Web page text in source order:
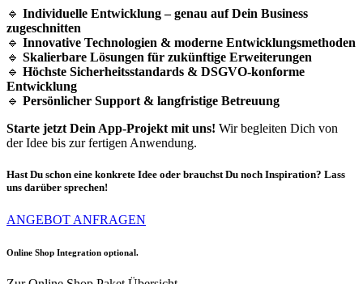
🔹 Individuelle Entwicklung – genau auf Dein Business
zugeschnitten
🔹 Innovative Technologien & moderne Entwicklungsmethoden
🔹 Skalierbare Lösungen für zukünftige Erweiterungen
🔹 Höchste Sicherheitsstandards & DSGVO-konforme
Entwicklung
🔹 Persönlicher Support & langfristige Betreuung
Starte jetzt Dein App-Projekt mit uns! Wir begleiten Dich von
der Idee bis zur fertigen Anwendung.
Hast Du schon eine konkrete Idee oder brauchst Du noch Inspiration? Lass
uns darüber sprechen!
ANGEBOT ANFRAGEN
Online Shop Integration optional.